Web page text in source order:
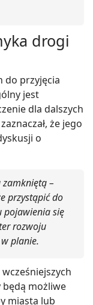
drogi
do przyjęcia
jest
dla dalszych
że jego
o
zamkniętą –
przystąpić do
pojawienia się
rozwoju
planie.
możliwe
miasta lub